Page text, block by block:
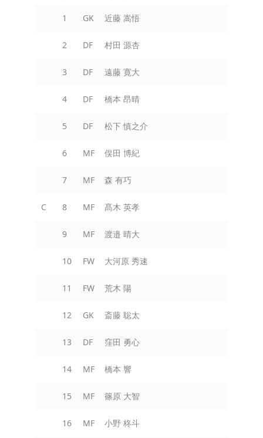
1 GK 近藤 嵩悟
2 DF 村田 源杏
3 DF 遠藤 寛大
4 DF 橋本 昂晴
5 DF 松下 慎之介
6 MF 俣田 博紀
7 MF 森 有巧
C 8 MF 髙木 英孝
9 MF 渡邉 晴大
10 FW 大河原 秀速
11 FW 荒木 陽
12 GK 斎藤 聡太
13 DF 窪田 勇心
14 MF 橋本 響
15 MF 篠原 大智
16 MF 小野 柊斗